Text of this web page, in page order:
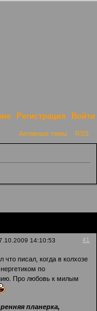
Регистрация Войти
Активные темы RSS
41
14:10:53
что писал, когда в колхозе
по
Про любовь к милым
планерка,